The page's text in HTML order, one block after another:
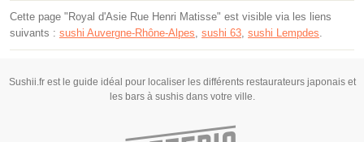
Cette page "Royal d'Asie Rue Henri Matisse" est visible via les liens
suivants : sushi Auvergne-Rhône-Alpes, sushi 63, sushi Lempdes.
Sushii.fr est le guide idéal pour localiser les différents restaurateurs japonais et
les bars à sushis dans votre ville.